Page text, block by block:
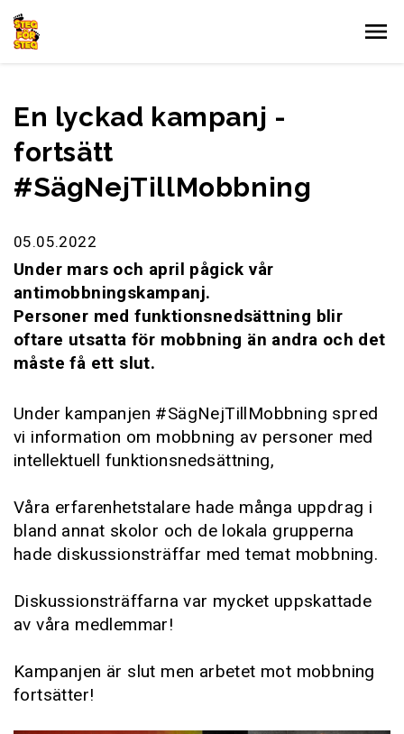
Gå till innehållet
En lyckad kampanj -
fortsätt
#SägNejTillMobbning
05.05.2022
Under mars och april pågick vår
antimobbningskampanj.
Personer med funktionsnedsättning blir
oftare utsatta för mobbning än andra och det
måste få ett slut.
Under kampanjen #SägNejTillMobbning spred
vi information om mobbning av personer med
intellektuell funktionsnedsättning,
Våra erfarenhetstalare hade många uppdrag i
bland annat skolor och de lokala grupperna
hade diskussionsträffar med temat mobbning.
Diskussionsträffarna var mycket uppskattade
av våra medlemmar!
Kampanjen är slut men arbetet mot mobbning
fortsätter!